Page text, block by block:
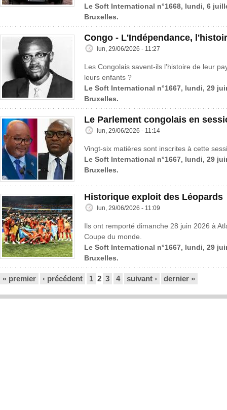
Le Soft International n°1668, lundi, 6
Bruxelles.
Congo - L'Indépendance,
lun, 29/06/2026 - 11:27
Les Congolais savent-ils l'histoire de leur
leurs enfants ?
Le Soft International n°1667, lundi, 29
Bruxelles.
Le Parlement congolais en
lun, 29/06/2026 - 11:14
Vingt-six matières sont inscrites à cette
Le Soft International n°1667, lundi, 29
Bruxelles.
Historique exploit des Léopards
lun, 29/06/2026 - 11:09
Ils ont remporté dimanche 28 juin 2026 à
Coupe du monde.
Le Soft International n°1667, lundi, 29
Bruxelles.
« premier ‹ précédent 1 2 3 4 suivant › dernier »